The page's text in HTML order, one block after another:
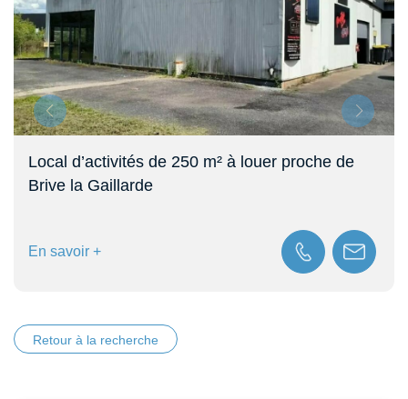
Local d’activités de 250 m² à louer proche de
Brive la Gaillarde
En savoir +
Retour à la recherche